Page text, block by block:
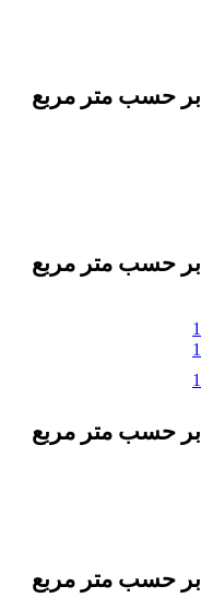
بر حسب متر مربع
بر حسب متر مربع
بر حسب متر مربع
بر حسب متر مربع